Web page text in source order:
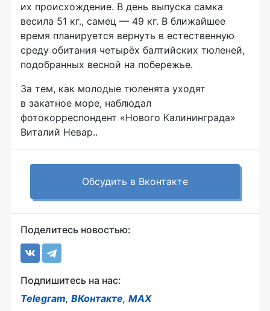
их происхождение. В день выпуска самка
весила 51 кг., самец — 49 кг. В ближайшее
время планируется вернуть в естественную
среду обитания четырёх балтийских тюленей,
подобранных весной на побережье.
За тем, как молодые тюленята уходят
в закатное море, наблюдал
фотокорреспондент «Нового Калининграда»
Виталий Невар..
Обсудить в Вконтакте
Поделитесь новостью:
Подпишитесь на нас:
Telegram, ВКонтакте, MAX